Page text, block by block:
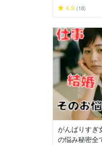
4.9 (18)
がんばりすぎ
の悩み秘密全